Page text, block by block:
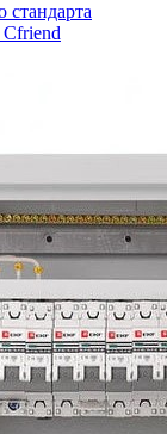
стандарта